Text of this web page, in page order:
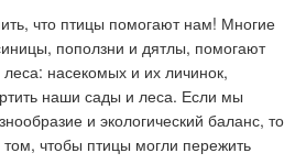
что птицы помогают нам! Многие
поползни и дятлы, помогают
насекомых и их личинок,
наши сады и леса. Если мы
и экологический баланс, то
чтобы птицы могли пережить